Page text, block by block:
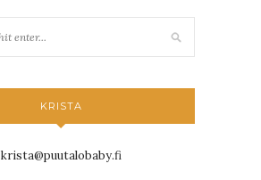
KRISTA
krista@puutalobaby.fi